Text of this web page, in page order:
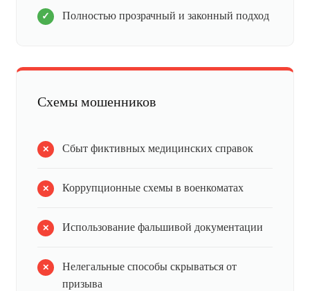
Полностью прозрачный и законный подход
Схемы мошенников
Сбыт фиктивных медицинских справок
Коррупционные схемы в военкоматах
Использование фальшивой документации
Нелегальные способы скрываться от
призыва